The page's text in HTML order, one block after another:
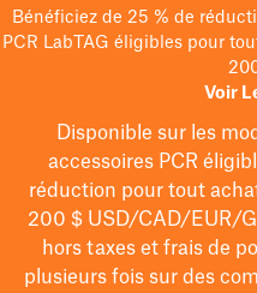
Bénéficiez de 25 % de
PCR LabTAG éligibles pour
Voir
Disponible sur les
accessoires PCR
réduction pour tout
200 $USD/CAD/EUR/
hors taxes et frais de
plusieurs fois sur des